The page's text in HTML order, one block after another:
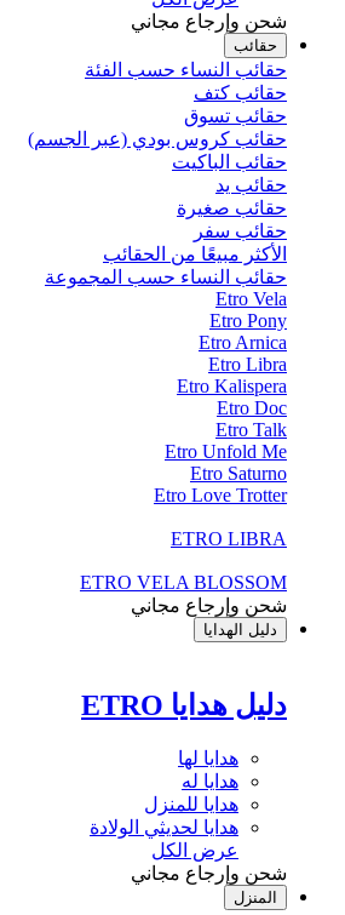
شحن وإرجاع مجاني
حقائب
حقائب النساء حسب الفئة
حقائب كتف
حقائب تسوق
حقائب كروس بودي (عبر الجسم)
حقائب الباكيت
حقائب يد
حقائب صغيرة
حقائب سفر
الأكثر مبيعًا من الحقائب
حقائب النساء حسب المجموعة
Etro Vela
Etro Pony
Etro Arnica
Etro Libra
Etro Kalispera
Etro Doc
Etro Talk
Etro Unfold Me
Etro Saturno
Etro Love Trotter
ETRO LIBRA
ETRO VELA BLOSSOM
شحن وإرجاع مجاني
دليل الهدايا
دليل هدايا ETRO
هدايا لها
هدايا له
هدايا للمنزل
هدايا لحديثي الولادة
عرض الكل
شحن وإرجاع مجاني
المنزل